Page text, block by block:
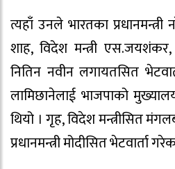
त्यहाँ उनले भारतका प्रधानमन्त्री
शाह, विदेश मन्त्री एस.जयशंकर,
नितिन नवीन लगायतसित
लामिछानेलाई भाजपाको
थियो । गृह, विदेश मन्त्रीसित
प्रधानमन्त्री मोदीसित भेटवार्ता